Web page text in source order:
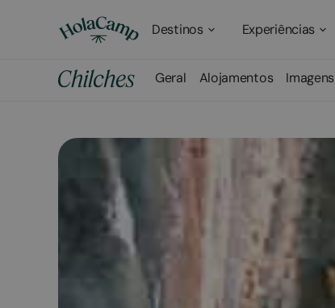
Destinos Experiências
Geral Alojamentos Imagens